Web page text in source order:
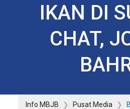
IKAN DI
CHAT,
Info MBJB Pusat Media